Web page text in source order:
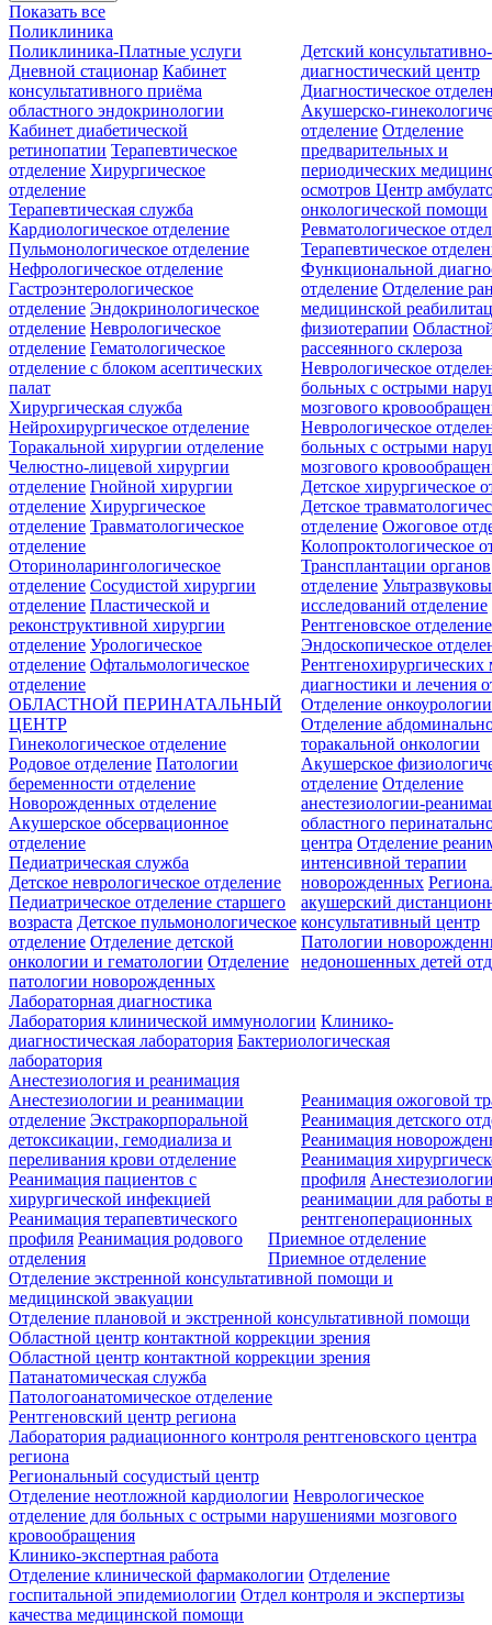
Показать все
Поликлиника
Поликлиника-Платные услуги
Дневной стационар Кабинет
консультативного приёма
областного эндокринологии
Кабинет диабетической
ретинопатии Терапевтическое
отделение Хирургическое
отделение
Детский консультативно-
диагностический центр
Диагностическое
Акушерско-
отделение Отделение
предварительных и
периодических
осмотровЦентр
онкологической помощи
Терапевтическая служба
Кардиологическое отделение
Пульмонологическое отделение
Нефрологическое отделение
Гастроэнтерологическое
отделение Эндокринологическое
отделение Неврологическое
отделение Гематологическое
отделение c блоком асептических
палат
Ревматологическое
Терапевтическое
Функциональной
отделение Отделение
медицинской
физиотерапии
рассеянного склероза
Неврологическое
больных с острыми
мозгового
Неврологическое
больных с острыми
мозгового
Хирургическая служба
Нейрохирургическое отделение
Торакальной хирургии отделение
Челюстно-лицевой хирургии
отделение Гнойной хирургии
отделение Хирургическое
отделение Травматологическое
отделение
Оториноларингологическое
отделение Сосудистой хирургии
отделение Пластической и
реконструктивной хирургии
отделение Урологическое
отделение Офтальмологическое
отделение
Детское хирургическое
Детское
отделение Ожоговое
Колопроктологическое
Трансплантации органов
отделение
исследований отделение
Рентгеновское отделение
Эндоскопическое
Рентгенохирургических
диагностики и лечения
Отделение онкоурологии
Отделение
торакальной онкологии
ОБЛАСТНОЙ ПЕРИНАТАЛЬНЫЙ
ЦЕНТР
Гинекологическое отделение
Родовое отделение Патологии
беременности отделение
Новорожденных отделение
Акушерское обсервационное
отделение
Акушерское
отделение Отделение
анестезиологии-
областного
центра Отделение
интенсивной терапии
новорожденных
акушерский
консультативный центр
Патологии
недоношенных детей
Педиатрическая служба
Детское неврологическое отделение
Педиатрическое отделение старшего
возраста Детское пульмонологическое
отделение Отделение детской
онкологии и гематологии Отделение
патологии новорожденных
Лабораторная диагностика
Лаборатория клинической иммунологии Клинико-
диагностическая лаборатория Бактериологическая
лаборатория
Анестезиология и реанимация
Анестезиологии и реанимации
отделение Экстракорпоральной
детоксикации, гемодиализа и
переливания крови отделение
Реанимация пациентов с
хирургической инфекцией
Реанимация терапевтического
профиля Реанимация родового
отделения
Реанимация ожоговой
Реанимация детского
Реанимация
Реанимация
профиля
реанимации для работы
рентгеноперационных
Приемное отделение
Приемное отделение
Отделение экстренной консультативной помощи и
медицинской эвакуации
Отделение плановой и экстренной консультативной помощи
Областной центр контактной коррекции зрения
Областной центр контактной коррекции зрения
Патанатомическая служба
Патологоанатомическое отделение
Рентгеновский центр региона
Лаборатория радиационного контроля рентгеновского центра
региона
Региональный сосудистый центр
Отделение неотложной кардиологии Неврологическое
отделение для больных с острыми нарушениями мозгового
кровообращения
Клинико-экспертная работа
Отделение клинической фармакологии Отделение
госпитальной эпидемиологии Отдел контроля и экспертизы
качества медицинской помощи